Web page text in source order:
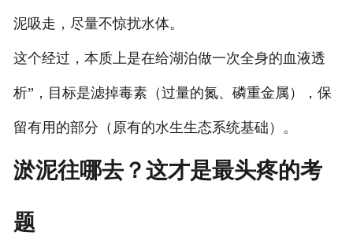
泥吸走，尽量不惊扰水体。
这个经过，本质上是在给湖泊做一次全身的血液透
析”，目标是滤掉毒素（过量的氮、磷重金属），保
留有用的部分（原有的水生生态系统基础）。
淤泥往哪去？这才是最头疼的考
题